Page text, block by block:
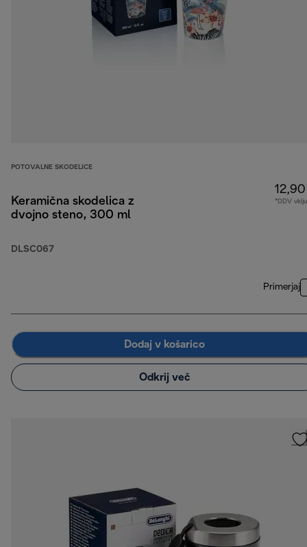
POTOVALNE SKODELICE
Keramična skodelica z
dvojno steno, 300 ml
DLSC067
*DDV
Primerjaj
Dodaj v košarico
Odkrij več